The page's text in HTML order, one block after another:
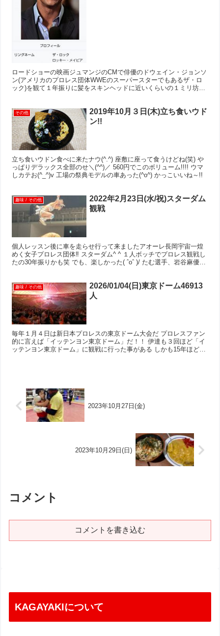
ロードショーの映画ジュマンジのCMで俳優のドウェイン・ジョンソ
ン(アメリカのプロレス団体WWEのスーパースターでもあるザ・ロ
ック)を観て１年振りに髪をスキンヘッドに近いくらいの１ミリ坊主
その他
2019年10月３日(木)立ち食いウド
ン!!
立ち食いウドン食べに来たナウ(^.^) 座敷に座って食うけどね(笑) や
っぱりデラックス全部のせ＼(^^)／ 560円でこのボリューム!!!! ウマ
しカテお(^_^)v 工場の祭典モデルの車あった(^o^) かっこいいね～!!
趣味 / その他
2022年2月23日(水/祝)スターダム
観戦
個人レッスン後に車を走らせ行って来ましたアオーレ長岡宇宙一煌
めく女子プロレス団体‼︎ スターダム^ ^ １人ボッチでプロレス観戦し
たの30年振りかも笑 でも、楽しかった( ˆoˆ )/ たむ選手、岩谷麻優選
趣味 / その他
2026/01/04(日)東京ドーム46913
人
毎年１月４日は新日本プロレスの東京ドーム大会だ プロレスファン
的に言えば「イッテンヨン東京ドーム」だ！！ 伊達も３回ほど「イ
ッテンヨン東京ドーム」に観戦に行った事がある しかも15年ほど前
2023年10月27日(金)
2023年10月29日(日)
コメント
コメントを書き込む
KAGAYAKIについて